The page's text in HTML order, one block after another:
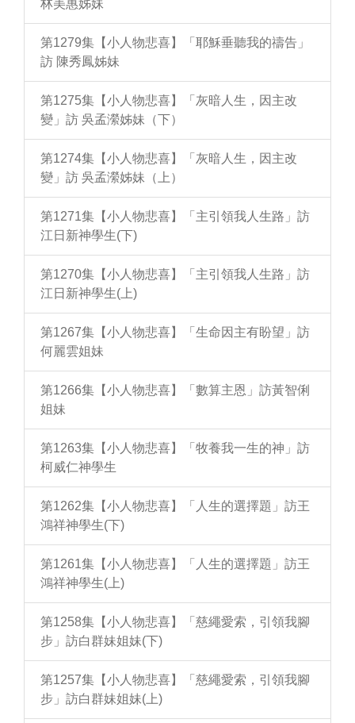
林美惠姊妹
第1279集【小人物悲喜】「耶穌垂聽我的禱告」
訪 陳秀鳳姊妹
第1275集【小人物悲喜】「灰暗人生，因主改
變」訪 吳孟瀠姊妹（下）
第1274集【小人物悲喜】「灰暗人生，因主改
變」訪 吳孟瀠姊妹（上）
第1271集【小人物悲喜】「主引領我人生路」訪
江日新神學生(下)
第1270集【小人物悲喜】「主引領我人生路」訪
江日新神學生(上)
第1267集【小人物悲喜】「生命因主有盼望」訪
何麗雲姐妹
第1266集【小人物悲喜】「數算主恩」訪黃智俐
姐妹
第1263集【小人物悲喜】「牧養我一生的神」訪
柯威仁神學生
第1262集【小人物悲喜】「人生的選擇題」訪王
鴻祥神學生(下)
第1261集【小人物悲喜】「人生的選擇題」訪王
鴻祥神學生(上)
第1258集【小人物悲喜】「慈繩愛索，引領我腳
步」訪白群妹姐妹(下)
第1257集【小人物悲喜】「慈繩愛索，引領我腳
步」訪白群妹姐妹(上)